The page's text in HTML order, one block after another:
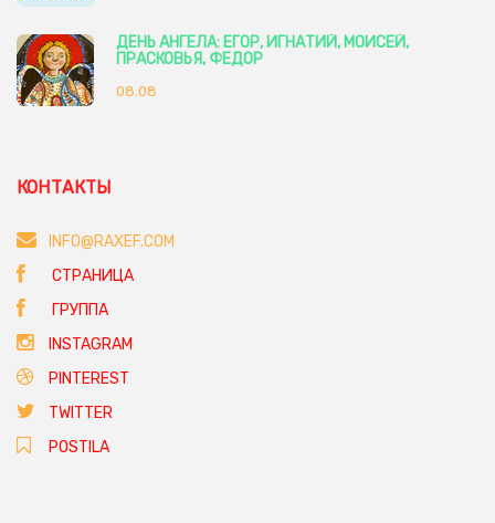
ДЕНЬ АНГЕЛА: ЕГОР, ИГНАТИЙ, МОИСЕЙ,
ПРАСКОВЬЯ, ФЕДОР
08.08
КОНТАКТЫ
INFO@RAXEF.COM
СТРАНИЦА
ГРУППА
INSTAGRAM
PINTEREST
TWITTER
POSTILA